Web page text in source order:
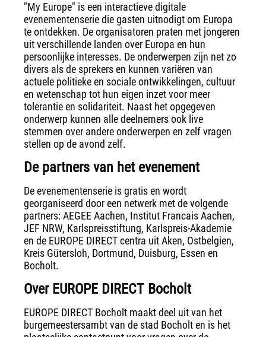
"My Europe" is een interactieve digitale
evenementenserie die gasten uitnodigt om Europa
te ontdekken. De organisatoren praten met jongeren
uit verschillende landen over Europa en hun
persoonlijke interesses. De onderwerpen zijn net zo
divers als de sprekers en kunnen variëren van
actuele politieke en sociale ontwikkelingen, cultuur
en wetenschap tot hun eigen inzet voor meer
tolerantie en solidariteit. Naast het opgegeven
onderwerp kunnen alle deelnemers ook live
stemmen over andere onderwerpen en zelf vragen
stellen op de avond zelf.
De partners van het evenement
De evenementenserie is gratis en wordt
georganiseerd door een netwerk met de volgende
partners: AEGEE Aachen, Institut Francais Aachen,
JEF NRW, Karlspreisstiftung, Karlspreis-Akademie
en de EUROPE DIRECT centra uit Aken, Ostbelgien,
Kreis Gütersloh, Dortmund, Duisburg, Essen en
Bocholt.
Over EUROPE DIRECT Bocholt
EUROPE DIRECT Bocholt maakt deel uit van het
burgemeestersambt van de stad Bocholt en is het